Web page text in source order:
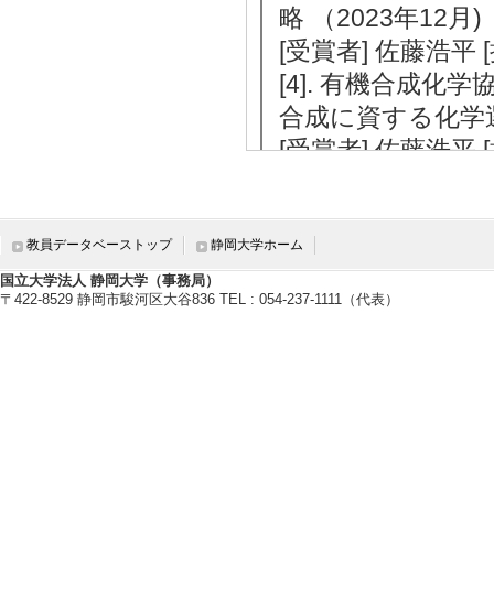
略 （2023年12月)
[受賞者] 佐藤浩平
[4]. 有機合成化学
合成に資する化学
[受賞者] 佐藤浩平
タンパク質合成
[受賞者] 佐藤浩平
[授与機関] 徳島大
教員データベーストップ 静岡大学ホーム
国立大学法人 静岡大学（事務局）
〒422-8529 静岡市駿河区大谷836 TEL : 054-237-1111（代表）